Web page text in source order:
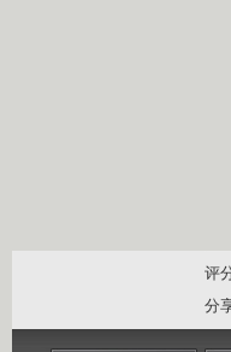
评
分